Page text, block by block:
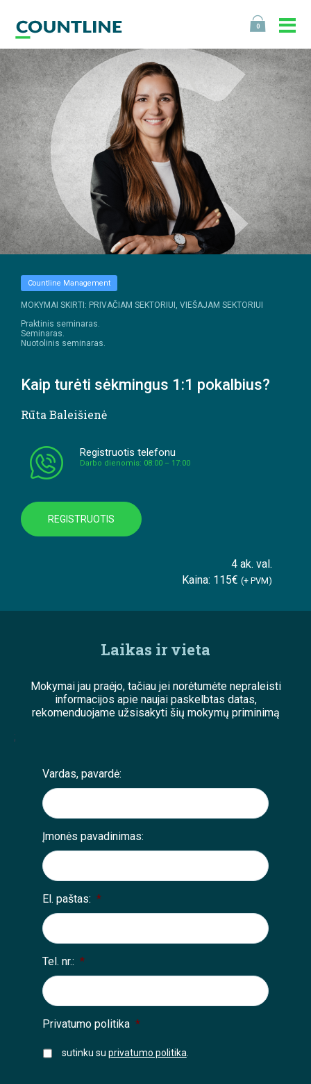
0
Countline Management
MOKYMAI SKIRTI: PRIVAČIAM SEKTORIUI, VIEŠAJAM SEKTORIUI
Praktinis seminaras.
Seminaras.
Nuotolinis seminaras.
Kaip turėti sėkmingus 1:1 pokalbius?
Rūta Baleišienė
Registruotis telefonu
Darbo dienomis: 08:00 – 17:00
REGISTRUOTIS
4 ak. val.
Kaina: 115€ (+ PVM)
Laikas ir vieta
Mokymai jau praėjo, tačiau jei norėtumėte nepraleisti
informacijos apie naujai paskelbtas datas,
rekomenduojame užsisakyti šių mokymų priminimą
;
Vardas, pavardė:
Įmonės pavadinimas:
El. paštas: *
Tel. nr.: *
Privatumo politika *
sutinku su privatumo politika